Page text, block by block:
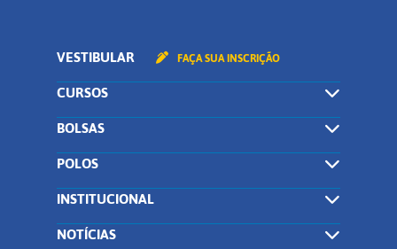
VESTIBULAR FAÇA SUA INSCRIÇÃO
CURSOS
BOLSAS
POLOS
INSTITUCIONAL
NOTÍCIAS